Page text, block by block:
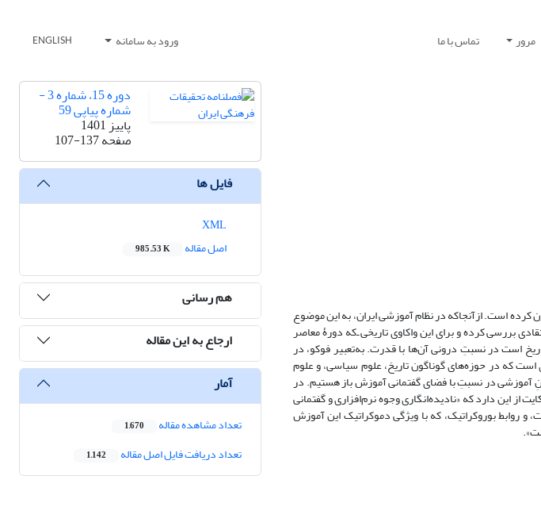
مرور تماس با ما ورود به سامانه ENGLISH
کرده است. ازآنجا‌که در نظام آموزشی ایران، به این موضوع
بررسی کرده و برای این واکاوی تاریخی‌ ‌ـ‌که دورۀ معاصر
است در نسبتِ درونی آن‌ها با قدرت. به‌تعبیر فوکو، در
که در حوزه‌های گوناگون تاریخ، علوم سیاسی، و علوم
آموزشی در نسبتِ با فضای گفتمانی آموزش باز هستیم. در
این دارد که «نادیده‌انگاری وجوه نرم‌افزاری و گفتمانی
روابط بوروکراتیک، که با ویژگی دموکراتیک این آموزش
دوره 15، شماره 3 -
شماره پیاپی 59
پاییز 1401
صفحه107-137
فایل ها
اصل مقاله
985.53 K
هم رسانی
ارجاع به این مقاله
آمار
تعداد مشاهده مقاله 1,670
تعداد دریافت فایل اصل مقاله 1,142